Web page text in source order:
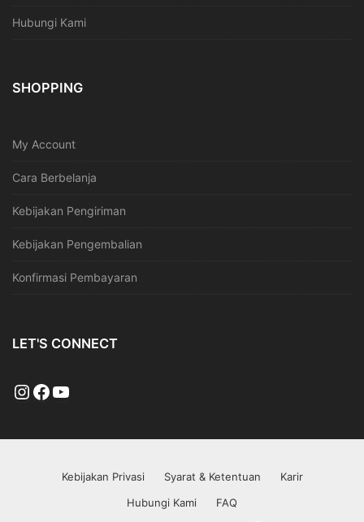
Hubungi Kami
SHOPPING
My Account
Cara Berbelanja
Kebijakan Pengiriman
Kebijakan Pengembalian
Konfirmasi Pembayaran
LET'S CONNECT
Kebijakan Privasi Syarat & Ketentuan
Karir
Hubungi Kami
FAQ